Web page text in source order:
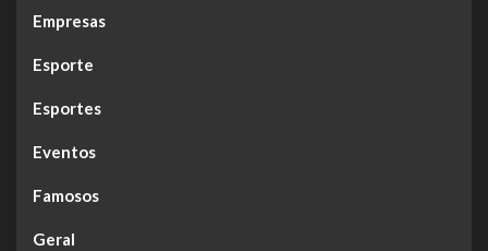
Empresas
Esporte
Esportes
Eventos
Famosos
Geral